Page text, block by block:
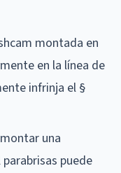
montada en
en la línea de
infrinja el §
una
puede